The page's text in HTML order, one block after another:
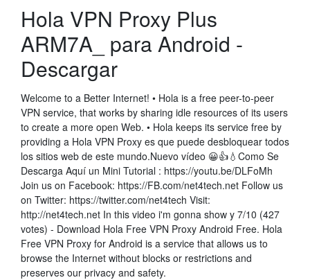
Hola VPN Proxy Plus
ARM7A_ para Android -
Descargar
Welcome to a Better Internet! • Hola is a free peer-to-peer
VPN service, that works by sharing idle resources of its users
to create a more open Web. • Hola keeps its service free by
providing a Hola VPN Proxy es que puede desbloquear todos
los sitios web de este mundo.Nuevo vídeo 😀👍💧Como Se
Descarga Aquí un Mini Tutorial : https://youtu.be/DLFoMh
Join us on Facebook: https://FB.com/net4tech.net Follow us
on Twitter: https://twitter.com/net4tech Visit:
http://net4tech.net In this video i'm gonna show y 7/10 (427
votes) - Download Hola Free VPN Proxy Android Free. Hola
Free VPN Proxy for Android is a service that allows us to
browse the Internet without blocks or restrictions and
preserves our privacy and safety.